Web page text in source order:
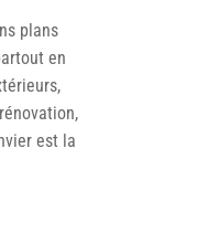
plans
en
est la